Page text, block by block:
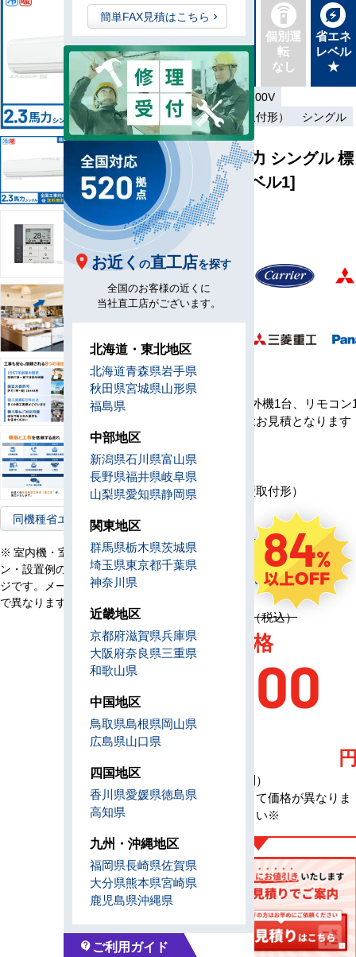
同機種省エネ型へ
※ 室内機・室外機・リモコ
ン・設置例の画像はイメー
ジです。メーカー、機種等
で異なります。
新品直
送
最新機
種
同機種
タイプ
別あり
個別運
転
なし
省エネ
レベル
★
単相200V／三相200V
ワイヤード（壁取付形）
シングル
壁掛形 2.3馬力 シングル 標
準 [省エネレベル1]
型
番
K56-H1
ー
カ
セ
ッ
室内機1台、室外機1台、リモコン
※工事費は別途お見積となります
リ
モ
コ
ワイヤード（壁取付形）
源
単相200V／三相200V
定
1,091,200円（税込）
84
定価 1,091,200円（税込）
AC特別価格
165,00
0
（税込・工事費別）
※メーカーによって価格が異なりま
す、お問合せ下さい※
簡単FAX見積はこちら
お近く の直工店を探す
全国のお客様の近くに
当社直工店がございます。
北海道・東北地区
北海道青森県岩手県
秋田県宮城県山形県
福島県
中部地区
新潟県石川県富山県
長野県福井県岐阜県
山梨県愛知県静岡県
関東地区
群馬県栃木県茨城県
埼玉県東京都千葉県
神奈川県
近畿地区
京都府滋賀県兵庫県
大阪府奈良県三重県
和歌山県
中国地区
鳥取県島根県岡山県
広島県山口県
四国地区
香川県愛媛県徳島県
高知県
九州・沖縄地区
福岡県長崎県佐賀県
大分県熊本県宮崎県
鹿児島県沖縄県
contact_support ご利用ガイド